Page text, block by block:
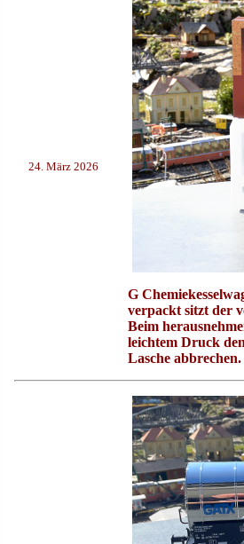
24. März 2026
G
verpackt sitzt der
Beim
leichtem Druck
Lasche abbrechen.